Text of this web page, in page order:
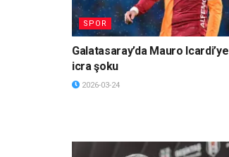
SPOR
Galatasaray’da Mauro Icardi’ye
icra şoku
2026-03-24